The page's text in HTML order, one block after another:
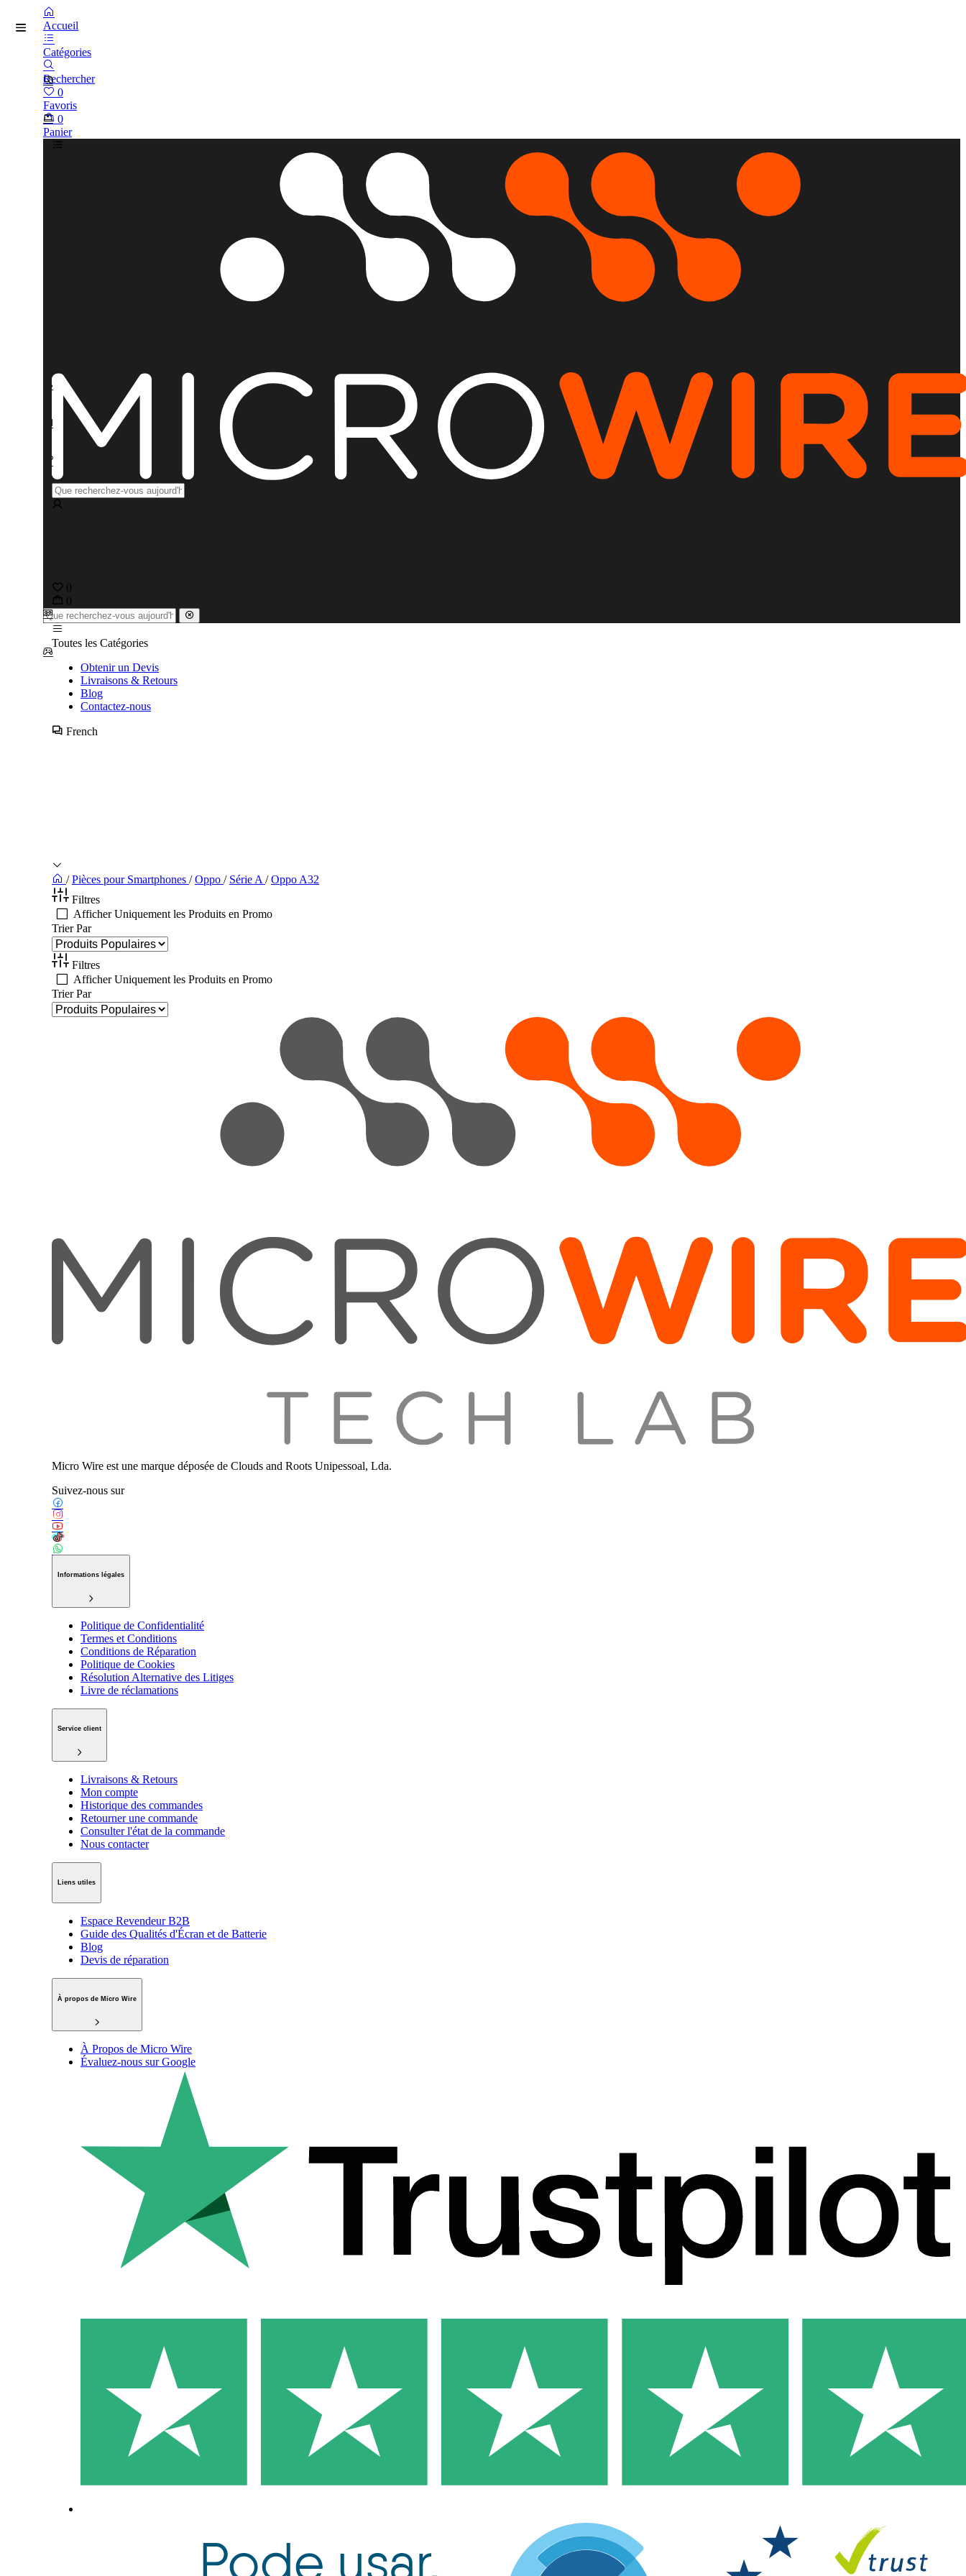
Accueil
Catégories
Rechercher
0
Favoris
0
Panier
0
0
Toutes les Catégories
Obtenir un Devis
Livraisons & Retours
Blog
Contactez-nous
French
/ Pièces pour Smartphones / Oppo / Série A / Oppo A32
Filtres
Afficher Uniquement les Produits en Promo
Trier Par
Filtres
Afficher Uniquement les Produits en Promo
Trier Par
Micro Wire est une marque déposée de Clouds and Roots Unipessoal, Lda.
Suivez-nous sur
Informations légales
Politique de Confidentialité
Termes et Conditions
Conditions de Réparation
Politique de Cookies
Résolution Alternative des Litiges
Livre de réclamations
Service client
Livraisons & Retours
Mon compte
Historique des commandes
Retourner une commande
Consulter l'état de la commande
Nous contacter
Liens utiles
Espace Revendeur B2B
Guide des Qualités d'Écran et de Batterie
Blog
Devis de réparation
À propos de Micro Wire
À Propos de Micro Wire
Évaluez-nous sur Google